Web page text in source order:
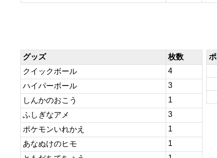
グッズ
枚数
クイックボール
4
ハイパーボール
3
しんかのおこう
1
ふしぎなアメ
3
ポケモンいれかえ
1
あなぬけのヒモ
1